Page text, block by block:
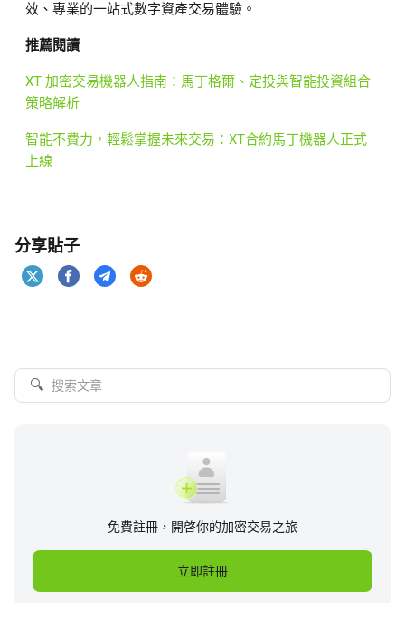
效、專業的一站式數字資產交易體驗。
推薦閱讀
XT 加密交易機器人指南：馬丁格爾、定投與智能投資組合
策略解析
智能不費力，輕鬆掌握未來交易：XT合約馬丁機器人正式
上線
分享貼子
🔍
免費註冊，開啓你的加密交易之旅
立即註冊